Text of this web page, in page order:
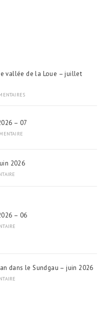
vallée de la Loue – juillet
– 07
2026
– 06
dans le Sundgau – juin 2026